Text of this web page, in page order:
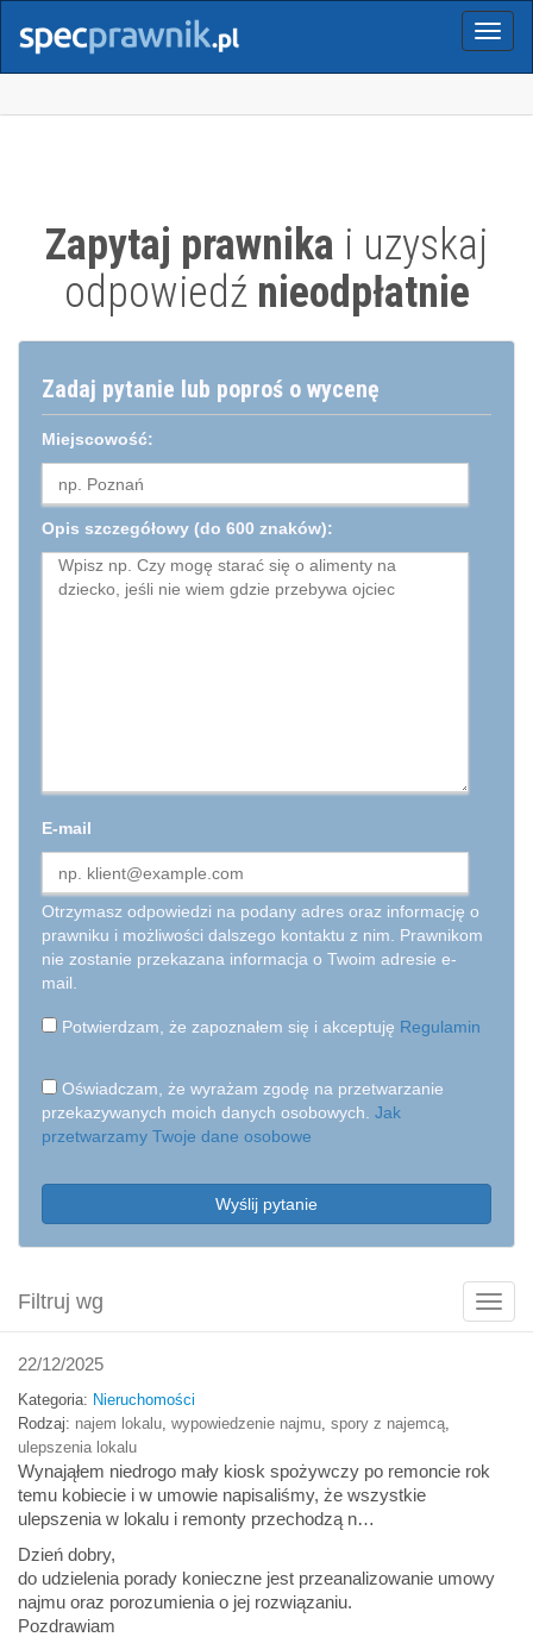
Menu
Pokaż
filtry
Filtruj wg
Zapytaj prawnika i uzyskaj
odpowiedźnieodpłatnie
Zadaj pytanie lub poproś o wycenę
Miejscowość:
Opis szczegółowy (do 600 znaków):
E-mail
Otrzymasz odpowiedzi na podany adres oraz informację o
prawniku i możliwości dalszego kontaktu z nim. Prawnikom
nie zostanie przekazana informacja o Twoim adresie e-
mail.
Potwierdzam, że zapoznałem się i akceptuję Regulamin
Oświadczam, że wyrażam zgodę na przetwarzanie
przekazywanych moich danych osobowych. Jak
przetwarzamy Twoje dane osobowe
Wyślij pytanie
22/12/2025
Kategoria: Nieruchomości
Rodzaj: najem lokalu wypowiedzenie najmu spory z najemcą
ulepszenia lokalu
Wynająłem niedrogo mały kiosk spożywczy po remoncie rok
temu kobiecie i w umowie napisaliśmy, że wszystkie
ulepszenia w lokalu i remonty przechodzą n…
Dzień dobry,
do udzielenia porady konieczne jest przeanalizowanie umowy
najmu oraz porozumienia o jej rozwiązaniu.
Pozdrawiam